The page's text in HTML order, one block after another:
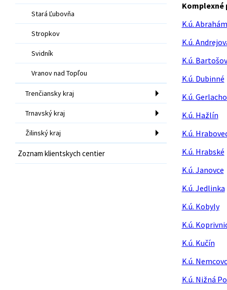
Stará Ľubovňa
Stropkov
Svidník
Vranov nad Topľou
Trenčiansky kraj
Trnavský kraj
Žilinský kraj
Zoznam klientskych centier
Komplexné
K.ú.
K.ú.
K.ú.
K.ú. Dubinné
K.ú.
K.ú. Hažlín
K.ú.
K.ú. Hrabské
K.ú. Janovce
K.ú. Jedlinka
K.ú. Kobyly
K.ú.
K.ú. Kučín
K.ú.
K.ú. Nižná